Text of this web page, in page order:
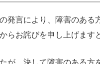
発言により、障害のある
らお詫びを申し上げます
が、決して障害のある方